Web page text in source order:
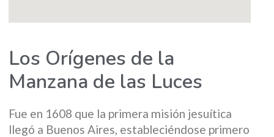
Los Orígenes de la
Manzana de las Luces
Fue en 1608 que la primera misión jesuítica
llegó a Buenos Aires, estableciéndose primero